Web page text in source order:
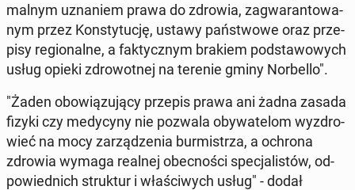
mal­nym uzna­niem prawa do zdrowia, za­gwa­ran­to­wa­
nym przez Kon­sty­tu­cję, ustawy pań­stwo­we oraz prze­
pi­sy re­gio­nal­ne, a fak­tycz­nym brakiem pod­sta­wo­wych
usług opieki zdro­wot­nej na terenie gminy Nor­bel­lo".
"Żaden obo­wią­zu­ją­cy przepis prawa ani żadna zasada
fizyki czy me­dy­cy­ny nie pozwala oby­wa­te­lom wy­zdro­
wieć na mocy za­rzą­dze­nia bur­mi­strza, a ochrona
zdrowia wymaga realnej obec­no­ści spe­cja­li­stów, od­
po­wied­nich struk­tur i wła­ści­wych usług" - dodał